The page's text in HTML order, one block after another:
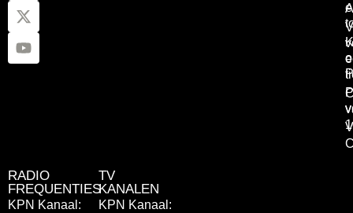
RADIO
FREQUENTIES
KPN Kanaal:
TV
KANALEN
KPN Kanaal: